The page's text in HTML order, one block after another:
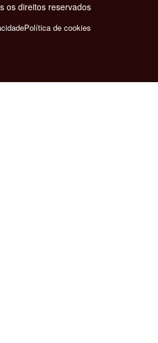
os direitos reservados
Política de cookies